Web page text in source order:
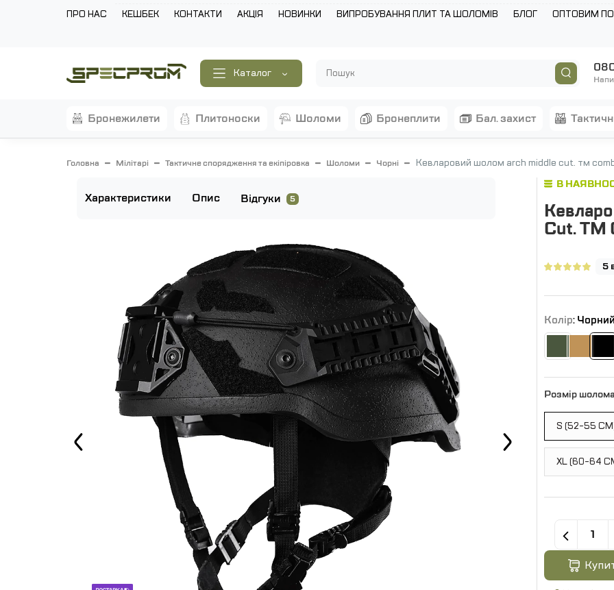
ПРО НАС КЕШБЕК КОНТАКТИ АКЦІЯ НОВИНКИ ВИПРОБУВАННЯ ПЛИТ ТА ШОЛОМІВ БЛОГ ОПТОВИМ
Каталог
бронежилети плитоноски шоломи бронеплити бал. захист
Головна Мілітарі Тактичне спорядження та екіпіровка Шоломи Чорні Кевларовий шолом arch middle cut. тм
Характеристики Опис Відгуки 5
В
Cut. ТМ
5
Колір: Чорний
Розмір шолома
S (52-55
XL (60-64